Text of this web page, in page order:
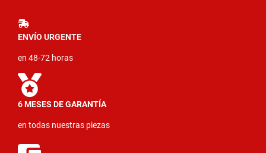
ENVÍO URGENTE
en 48-72 horas
6 MESES DE GARANTÍA
en todas nuestras piezas